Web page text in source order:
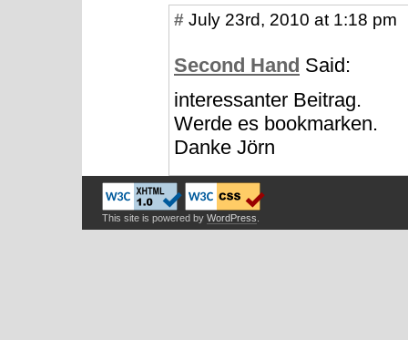
# July 23rd, 2010 at 1:18 pm
Second Hand Said:
interessanter Beitrag.
Werde es bookmarken.
Danke Jörn
This site is powered by WordPress